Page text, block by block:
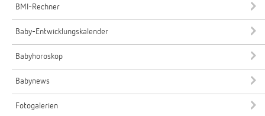
BMI-Rechner
Baby-Entwicklungskalender
Babyhoroskop
Babynews
Fotogalerien